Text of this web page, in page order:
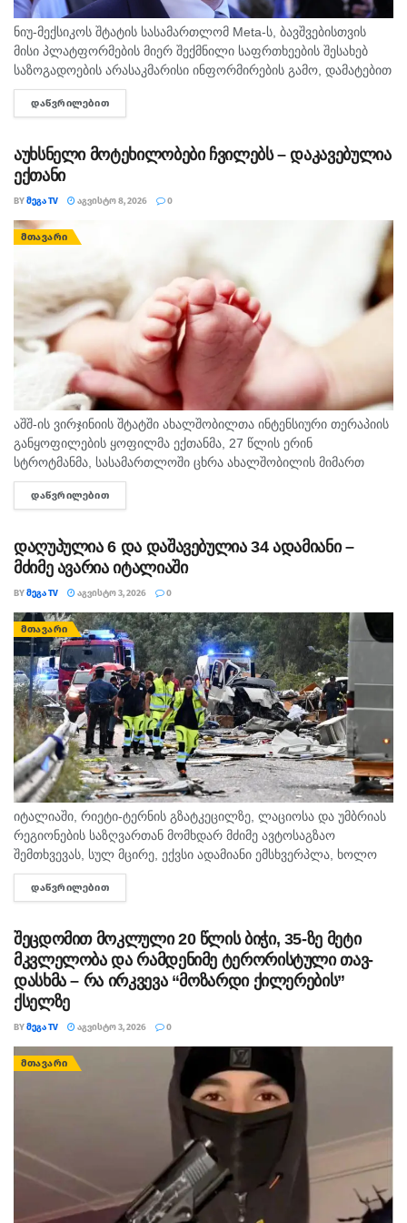
ბავშვები ჰყავთ. მთავრობის გადაწყვეტილებით,
არასრულწლოვნებს ქუჩაში უფროსების
მეთვალყურეობის გარეშე გასვლა არ შეუძლიათ
rustavi2.ge
ნიუ-მექსიკოს შტატის სასამართლომ Meta-ს, ბავშვებისთვის
მისი პლატფორმების მიერ შექმნილი საფრთხეების შესახებ
საზოგადოების არასაკმარისი ინფორმირების გამო, დამატებით
$567 მილიონის კომპენსაციის გადახდა დააკისრა.
სასამართლოს დადგენილებით, ამერიკულ კომპანიას,
დასაცავად, Facebook-ზე,...
ᲓᲐᲬᲕᲠᲘᲚᲔᲑᲘᲗ
აუხსნელი მოტეხილობები ჩვილებს – დაკავებულია
ექთანი
BYᲛᲔᲒᲐ TV ᲐᲒᲕᲘᲡᲢᲝ 8, 2026 0
ᲛᲗᲐᲕᲐᲠᲘ
აშშ-ის ვირჯინიის შტატში ახალშობილთა ინტენსიური თერაპიის
განყოფილების ყოფილმა ექთანმა, 27 წლის ერინ
სტროტმანმა, სასამართლოში ცხრა ახალშობილის მიმართ
ბავშვზე ძალადობის ბრალდებაზე დანაშაული არ უარყო. საქმე
ერთ-ერთ ყველაზე გახმაურებულ სამედიცინო სკანდალად
ᲓᲐᲬᲕᲠᲘᲚᲔᲑᲘᲗ
დაღუპულია 6 და დაშავებულია 34 ადამიანი –
მძიმე ავარია იტალიაში
BYᲛᲔᲒᲐ TV ᲐᲒᲕᲘᲡᲢᲝ 3, 2026 0
ᲛᲗᲐᲕᲐᲠᲘ
იტალიაში, რიეტი-ტერნის გზატკეცილზე, ლაციოსა და უმბრიას
რეგიონების საზღვართან მომხდარ მძიმე ავტოსაგზაო
შემთხვევას, სულ მცირე, ექვსი ადამიანი ემსხვერპლა, ხოლო
34 დაშავდა. იტალიური მედიის ინფორმაციით, ავტობუსი,
რომელსაც ტურისტები მარმორეს ჩანჩქერის მიმართულებით
ᲓᲐᲬᲕᲠᲘᲚᲔᲑᲘᲗ
შეცდომით მოკლული 20 წლის ბიჭი, 35-ზე მეტი
მკვლე­ლო­ბა და რამ­დე­ნი­მე ტე­რო­რის­ტუ­ლი თავ­
დას­ხმა – რა ირკვევა “მოზარდი ქილერების”
ქსელზე
BYᲛᲔᲒᲐ TV ᲐᲒᲕᲘᲡᲢᲝ 3, 2026 0
ᲛᲗᲐᲕᲐᲠᲘ